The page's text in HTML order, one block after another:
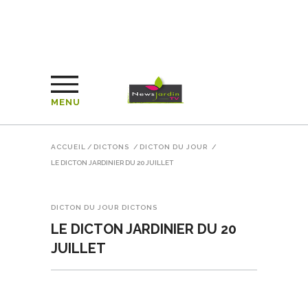
MENU
ACCUEIL / DICTONS / DICTON DU JOUR /
LE DICTON JARDINIER DU 20 JUILLET
DICTON DU JOUR DICTONS
LE DICTON JARDINIER DU 20
JUILLET